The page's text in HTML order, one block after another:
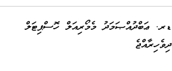
ޑރ. ޢަބްދުއްޞަމަދު މެމޯރިއަލް ހޮސްޕިޓަލް
ދިވެހިރާއްޖެ